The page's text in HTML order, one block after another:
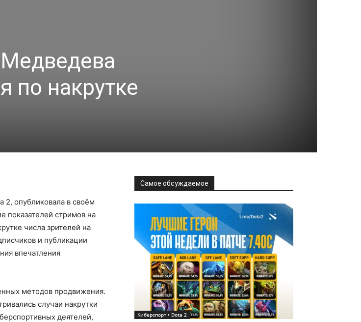
по накрутке
2, опубликовала в своём
показателей стримов на
числа зрителей на
и публикации
впечатления
методов продвижения.
случаи накрутки
деятелей,
Самое обсуждаемое
Киберспорт • Dota 2